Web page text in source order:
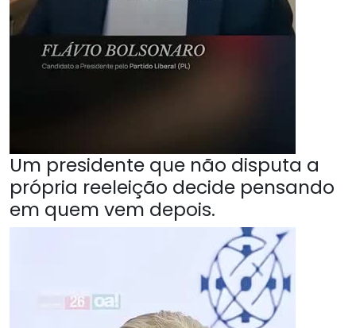
Um presidente que não disputa a
própria reeleição decide pensando
em quem vem depois.